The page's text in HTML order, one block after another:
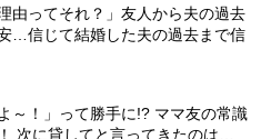
由ってそれ？」友人から夫の過去
…信じて結婚した夫の過去まで信
～！」って勝手に!? ママ友の常識
次に貸してと言ってきたのは…